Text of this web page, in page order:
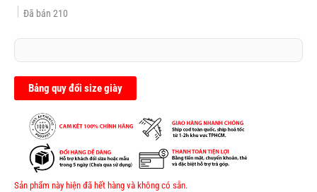
Đã bán 210
Bảng quy đổi size giày
Sản phẩm này hiện đã hết hàng và không có sẵn.